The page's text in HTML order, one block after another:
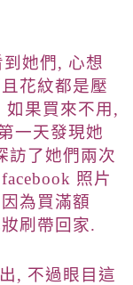
她們, 心想
花紋都是壓
果買來不用,
一天發現她
訪了她們兩次
照片
為買滿額
刷帶回家.
, 不過眼目這